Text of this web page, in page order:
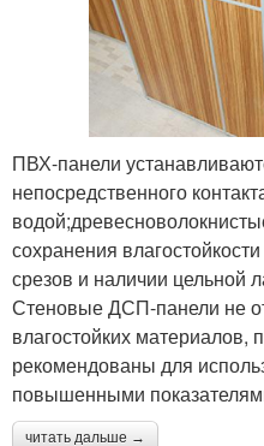
ПВХ-панели
непосредственного
сохранения
срезов и наличии цельной
Стеновые ДСП-панели не
влагостойких материалов,
рекомендованы для
повышенными
читать дальше →